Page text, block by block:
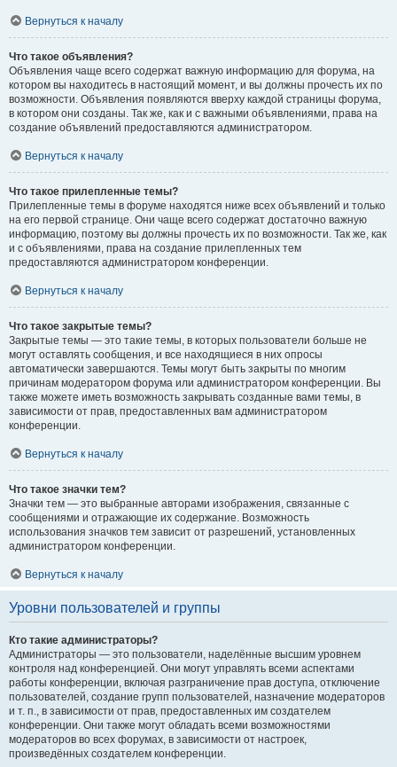
Вернуться к началу
Что такое объявления?
Объявления чаще всего содержат важную информацию для форума, на
котором вы находитесь в настоящий момент, и вы должны прочесть их по
возможности. Объявления появляются вверху каждой страницы форума,
в котором они созданы. Так же, как и с важными объявлениями, права на
создание объявлений предоставляются администратором.
Вернуться к началу
Что такое прилепленные темы?
Прилепленные темы в форуме находятся ниже всех объявлений и только
на его первой странице. Они чаще всего содержат достаточно важную
информацию, поэтому вы должны прочесть их по возможности. Так же, как
и с объявлениями, права на создание прилепленных тем
предоставляются администратором конференции.
Вернуться к началу
Что такое закрытые темы?
Закрытые темы — это такие темы, в которых пользователи больше не
могут оставлять сообщения, и все находящиеся в них опросы
автоматически завершаются. Темы могут быть закрыты по многим
причинам модератором форума или администратором конференции. Вы
также можете иметь возможность закрывать созданные вами темы, в
зависимости от прав, предоставленных вам администратором
конференции.
Вернуться к началу
Что такое значки тем?
Значки тем — это выбранные авторами изображения, связанные с
сообщениями и отражающие их содержание. Возможность
использования значков тем зависит от разрешений, установленных
администратором конференции.
Вернуться к началу
Уровни пользователей и группы
Кто такие администраторы?
Администраторы — это пользователи, наделённые высшим уровнем
контроля над конференцией. Они могут управлять всеми аспектами
работы конференции, включая разграничение прав доступа, отключение
пользователей, создание групп пользователей, назначение модераторов
и т. п., в зависимости от прав, предоставленных им создателем
конференции. Они также могут обладать всеми возможностями
модераторов во всех форумах, в зависимости от настроек,
произведённых создателем конференции.